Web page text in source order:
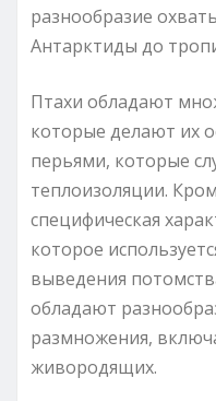
разнообразие
Антарктиды до
Птахи обладают
которые делают их
перьями, которые
теплоизоляции.
специфическая
которое
выведения
обладают
размножения,
живородящих.